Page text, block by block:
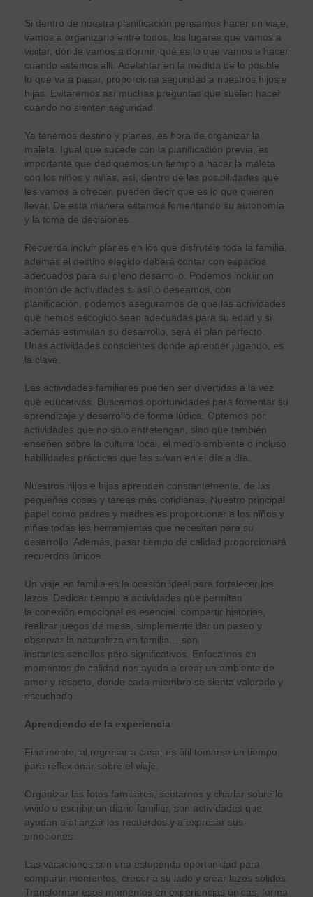
Si dentro de nuestra planificación pensamos hacer un viaje,
vamos a organizarlo entre todos, los lugares que vamos a
visitar, dónde vamos a dormir, qué es lo que vamos a hacer
cuando estemos allí. Adelantar en la medida de lo posible
lo que va a pasar, proporciona seguridad a nuestros hijos e
hijas. Evitaremos así muchas preguntas que suelen hacer
cuando no sienten seguridad.
Ya tenemos destino y planes, es hora de organizar la
maleta. Igual que sucede con la planificación previa, es
importante que dediquemos un tiempo a hacer la maleta
con los niños y niñas, así, dentro de las posibilidades que
les vamos a ofrecer, pueden decir que es lo que quieren
llevar. De esta manera estamos fomentando su autonomía
y la toma de decisiones.
Recuerda incluir planes en los que disfrutéis toda la familia,
además el destino elegido deberá contar con espacios
adecuados para su pleno desarrollo. Podemos incluir un
montón de actividades si así lo deseamos, con
planificación, podemos asegurarnos de que las actividades
que hemos escogido sean adecuadas para su edad y si
además estimulan su desarrollo, será el plan perfecto.
Unas actividades conscientes donde aprender jugando, es
la clave.
Las actividades familiares pueden ser divertidas a la vez
que educativas. Buscamos oportunidades para fomentar su
aprendizaje y desarrollo de forma lúdica. Optemos por
actividades que no solo entretengan, sino que también
enseñen sobre la cultura local, el medio ambiente o incluso
habilidades prácticas que les sirvan en el día a día.
Nuestros hijos e hijas aprenden constantemente, de las
pequeñas cosas y tareas más cotidianas. Nuestro principal
papel como padres y madres es proporcionar a los niños y
niñas todas las herramientas que necesitan para su
desarrollo. Además, pasar tiempo de calidad proporcionará
recuerdos únicos.
Un viaje en familia es la ocasión ideal para fortalecer los
lazos. Dedicar tiempo a actividades que permitan
la conexión emocional es esencial: compartir historias,
realizar juegos de mesa, simplemente dar un paseo y
observar la naturaleza en familia… son
instantes sencillos pero significativos. Enfocarnos en
momentos de calidad nos ayuda a crear un ambiente de
amor y respeto, donde cada miembro se sienta valorado y
escuchado.
Aprendiendo de la experiencia
Finalmente, al regresar a casa, es útil tomarse un tiempo
para reflexionar sobre el viaje.
Organizar las fotos familiares, sentarnos y charlar sobre lo
vivido o escribir un diario familiar, son actividades que
ayudan a afianzar los recuerdos y a expresar sus
emociones.
Las vacaciones son una estupenda oportunidad para
compartir momentos, crecer a su lado y crear lazos sólidos.
Transformar esos momentos en experiencias únicas, forma